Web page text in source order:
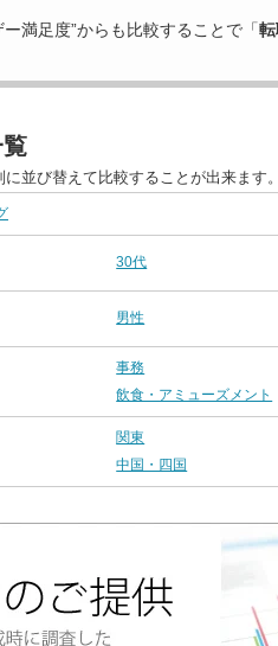
満足度”からも比較することで「
並び替えて比較することが出来ます。
30代
男性
事務
飲食・アミューズメント
関東
中国・四国